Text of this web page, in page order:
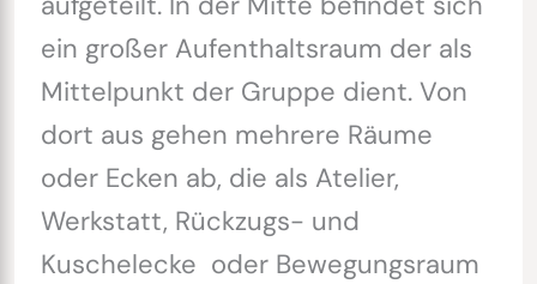
ein großer Aufenthaltsraum der als
Mittelpunkt der Gruppe dient. Von
dort aus gehen mehrere Räume
oder Ecken ab, die als Atelier,
Werkstatt, Rückzugs- und
Kuschelecke oder Bewegungsraum